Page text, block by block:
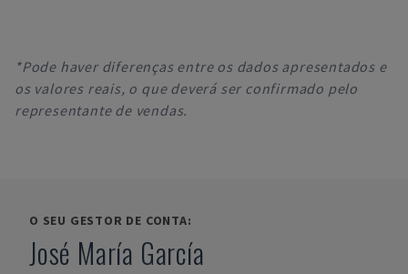
*Pode haver diferenças entre os dados apresentados e
os valores reais, o que deverá ser confirmado pelo
representante de vendas.
O SEU GESTOR DE CONTA:
José María García